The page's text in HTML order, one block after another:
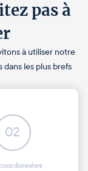
pas à
à utiliser notre
les plus brefs
02